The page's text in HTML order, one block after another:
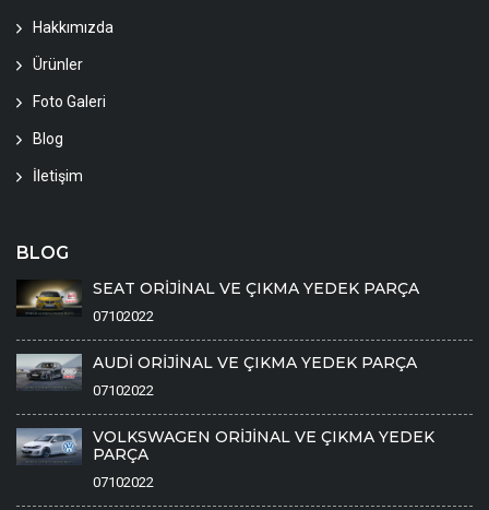
Hakkımızda
Ürünler
Foto Galeri
Blog
İletişim
BLOG
SEAT ORİJİNAL VE ÇIKMA YEDEK PARÇA
07102022
AUDİ ORİJİNAL VE ÇIKMA YEDEK PARÇA
07102022
VOLKSWAGEN ORİJİNAL VE ÇIKMA YEDEK
PARÇA
07102022